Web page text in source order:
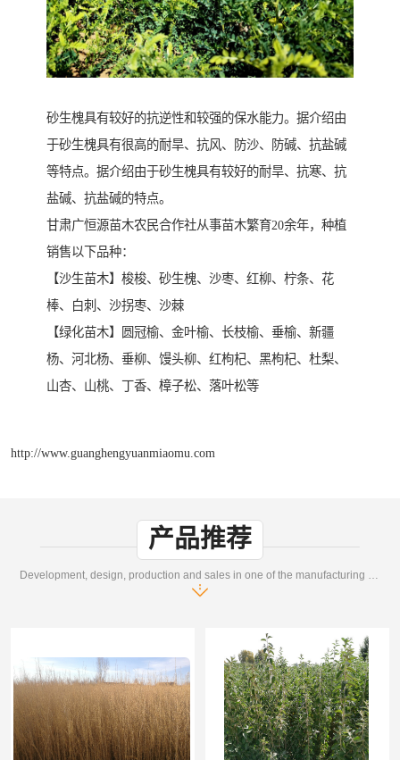
砂生槐具有较好的抗逆性和较强的保水能力。据介绍由
于砂生槐具有很高的耐旱、抗风、防沙、防碱、抗盐碱
等特点。据介绍由于砂生槐具有较好的耐旱、抗寒、抗
盐碱、抗盐碱的特点。
甘肃广恒源苗木农民合作社从事苗木繁育20余年，种植
销售以下品种：
【沙生苗木】梭梭、砂生槐、沙枣、红柳、柠条、花
棒、白刺、沙拐枣、沙棘
【绿化苗木】圆冠榆、金叶榆、长枝榆、垂榆、新疆
杨、河北杨、垂柳、馒头柳、红枸杞、黑枸杞、杜梨、
山杏、山桃、丁香、樟子松、落叶松等
http://www.guanghengyuanmiaomu.com
产品推荐